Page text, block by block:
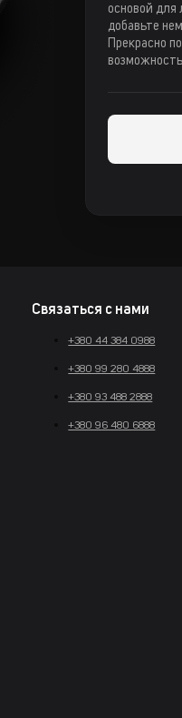
основой для
добавьте
Прекрасно
Связаться с нами
+380 44 384 0988
+380 99 280 4888
+380 93 488 2888
+380 96 480 6888